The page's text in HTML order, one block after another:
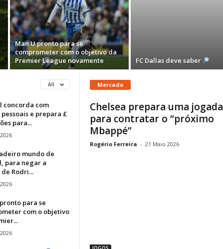
Man U pronto para se
comprometer com o objetivo da
Premier League novamente
FC Dallas deve saber
All
concorda com
e prepara £
para...
mundo de
para negar a
Rodri...
para se
com o objetivo
Mercado
Chelsea prepara uma jogada
para contratar o “próximo
Mbappé”
Rogério Ferreira - 21 Maio 2026